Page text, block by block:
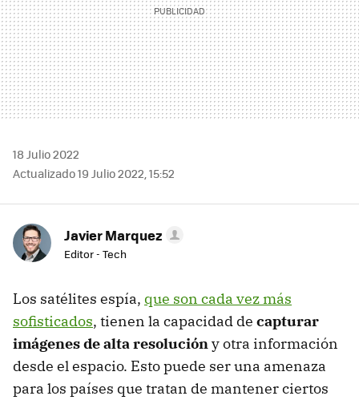
18 Julio 2022
Actualizado 19 Julio 2022, 15:52
Javier Marquez
Editor - Tech
Los satélites espía, que son cada vez más
sofisticados, tienen la capacidad de capturar
imágenes de alta resolucióny otra información
desde el espacio. Esto puede ser una amenaza
para los países que tratan de mantener ciertos